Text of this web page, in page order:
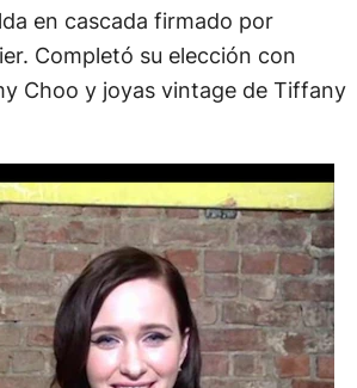
en cascada firmado por
Completó su elección con
Choo y joyas vintage de Tiffany